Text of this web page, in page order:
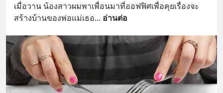
เมื่อวาน น้องสาวผมพาเพื่อนมาที่ออฟฟิศเพื่อคุยเรื่องจะ
สร้างบ้านของพ่อแม่เธอ... อ่านต่อ